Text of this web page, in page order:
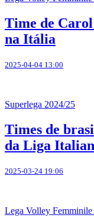
Time de
na Itália
2025-04-04 13:00
Superlega 2024/25
Times de
da Liga
2025-03-24 19:06
Lega Volley